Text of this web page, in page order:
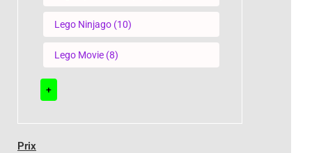
Lego Ninjago (10)
Lego Movie (8)
+
Prix